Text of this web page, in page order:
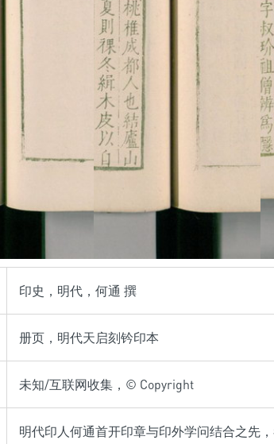
印史，明代，何通 撰
册页，明代天启刻钤印本
未知/互联网收集，© Copyright
明代印人何通首开印章与印外学问结合之先